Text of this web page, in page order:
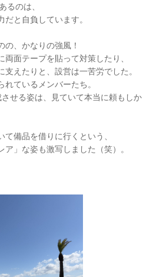
るのは、
と自負しています。
、かなりの強風！
面テープを貼って対策したり、
えたりと、設営は一苦労でした。
ているメンバーたち。
せる姿は、見ていて本当に頼もしか
備品を借りに行くという、
」な姿も激写しました（笑）。